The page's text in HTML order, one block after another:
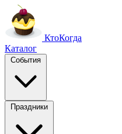
КтоКогда
Каталог
События
Праздники